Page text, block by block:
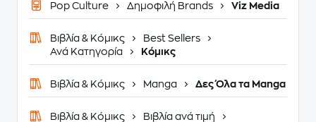
Pop Culture Δημοφιλή Brands Viz Media
Βιβλία & Κόμικς
Best Sellers
Ανά Κατηγορία
Κόμικς
Βιβλία & Κόμικς Manga Δες Όλα τα Manga
Βιβλία & Κόμικς
Βιβλία ανά τιμή